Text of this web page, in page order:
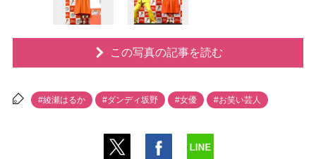
この写真の記事を読む
#綾瀬はるか #ダンディ坂野 #女優 #お笑い芸人